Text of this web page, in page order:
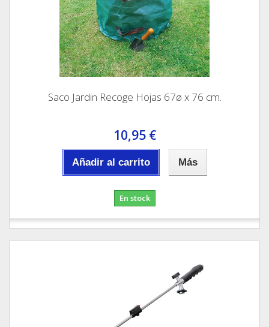
Saco Jardin Recoge Hojas 67ø x 76 cm.
10,95 €
Añadir al carrito Más
En stock